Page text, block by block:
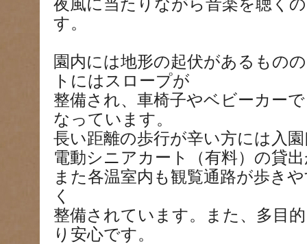
夜風に当たりながら音楽を聴く
す。
園内には地形の起伏があるもの
トにはスロープが
整備され、車椅子やベビーカー
なっています。
長い距離の歩行が辛い方には入
電動シニアカート（有料）の貸
また各温室内も観覧通路が歩き
く
整備されています。また、多目
り安心です。